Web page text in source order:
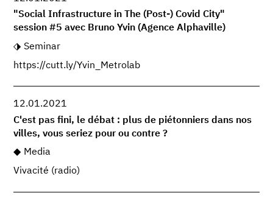
"Social Infrastructure in The (Post-) Covid City"
session #5 avec Bruno Yvin (Agence Alphaville)
Seminar
https://cutt.ly/Yvin_Metrolab
12.01.2021
C'est pas fini, le débat : plus de piétonniers dans nos
villes, vous seriez pour ou contre ?
Media
Vivacité (radio)